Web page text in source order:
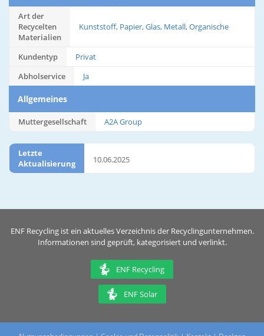
Art der
Recycelten
Materialien
Kunststoff, Papier, Glas, Metall, Organische
Kundentyp
Privat
Abholservice
Ja
Allgemeines
Muttergesellschaft A2A Group
Letzte
Aktualisierung
10.06.2025
ENF Recycling ist ein aktuelles Verzeichnis der Recyclingunternehmen.
Informationen sind geprüft, kategorisiert und verlinkt.
ENF Recycling
ENF Solar